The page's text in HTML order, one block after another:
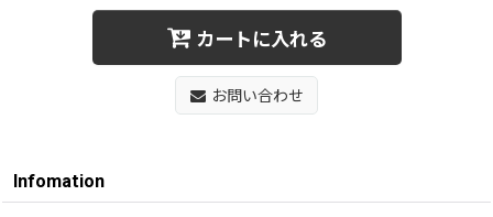
カートに入れる
お問い合わせ
Infomation